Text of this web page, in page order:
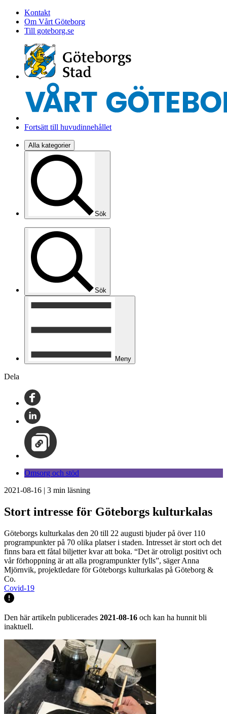
Kontakt
Om Vårt Göteborg
Till goteborg.se
Fortsätt till huvudinnehållet
Alla kategorier
Sök
Sök
Meny
Dela
Omsorg och stöd
2021-08-16 | 3 min läsning
Stort intresse för Göteborgs kulturkalas
Göteborgs kulturkalas den 20 till 22 augusti bjuder på över 110
programpunkter på 70 olika platser i staden. Intresset är stort och det
finns bara ett fåtal biljetter kvar att boka. “Det är otroligt positivt och
vår förhoppning är att alla programpunkter fylls”, säger Anna
Mjörnvik, projektledare för Göteborgs kulturkalas på Göteborg &
Co.
Covid-19
Den här artikeln publicerades 2021-08-16 och kan ha hunnit bli
inaktuell.